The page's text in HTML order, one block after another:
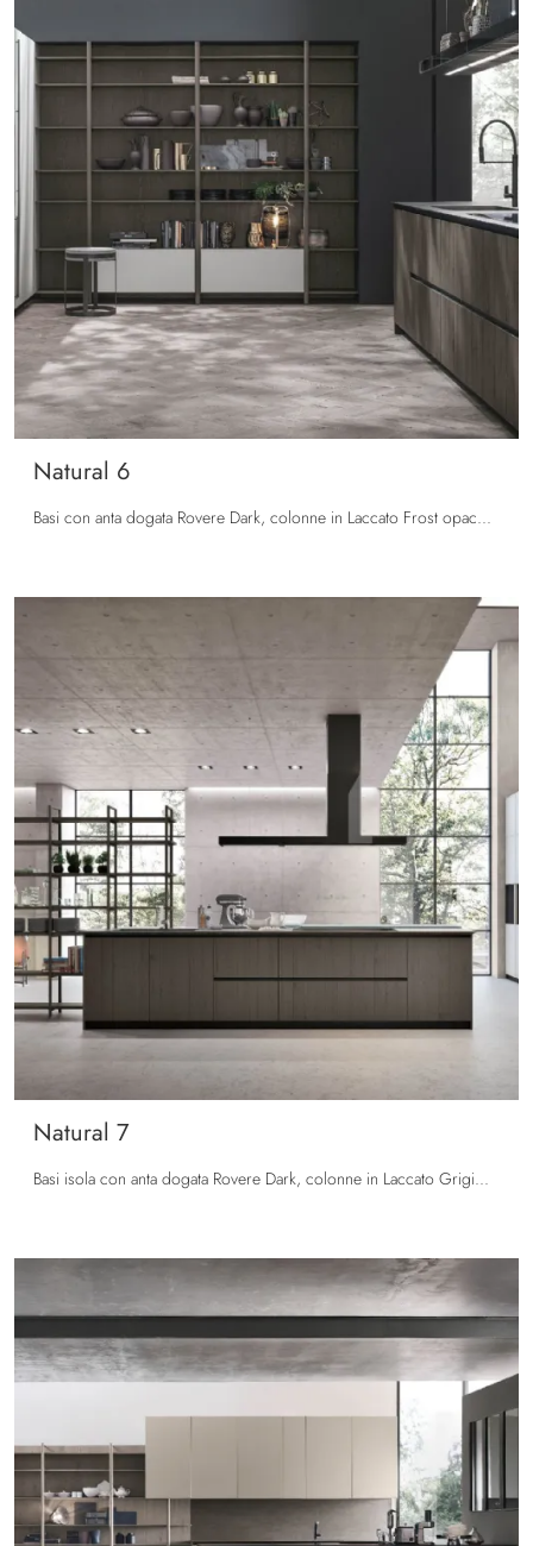
Natural 6
Basi con anta dogata Rovere Dark, colonne in Laccato Frost opaco. Top HPL Testa di Moro. Libreria Palo Alto in Rovere Dark.
Natural 7
Basi isola con anta dogata Rovere Dark, colonne in Laccato Grigio Daytona opaco. Top HPL Grafite Brown. Libreria Palo Alto in Rovere Dark.